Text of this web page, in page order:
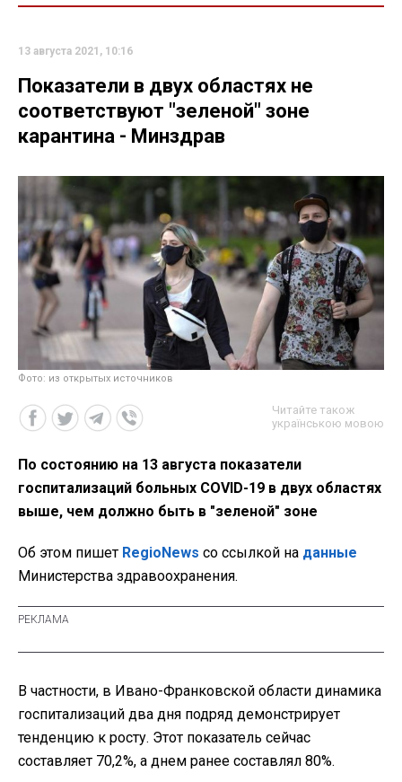
13 августа 2021, 10:16
Показатели в двух областях не
соответствуют "зеленой" зоне
карантина - Минздрав
Фото: из открытых источников
Читайте також
українською мовою
По состоянию на 13 августа показатели
госпитализаций больных COVID-19 в двух областях
выше, чем должно быть в "зеленой" зоне
Об этом пишет RegioNews со ссылкой на данные
Министерства здравоохранения.
В частности, в Ивано-Франковской области динамика
госпитализаций два дня подряд демонстрирует
тенденцию к росту. Этот показатель сейчас
составляет 70,2%, а днем ранее составлял 80%.